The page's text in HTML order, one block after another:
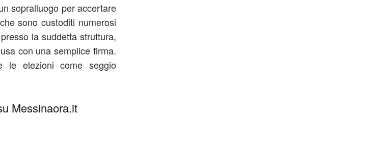
sopralluogo per accertare
sono custoditi numerosi
la suddetta struttura,
con una semplice firma.
le elezioni come seggio
Messinaora.it